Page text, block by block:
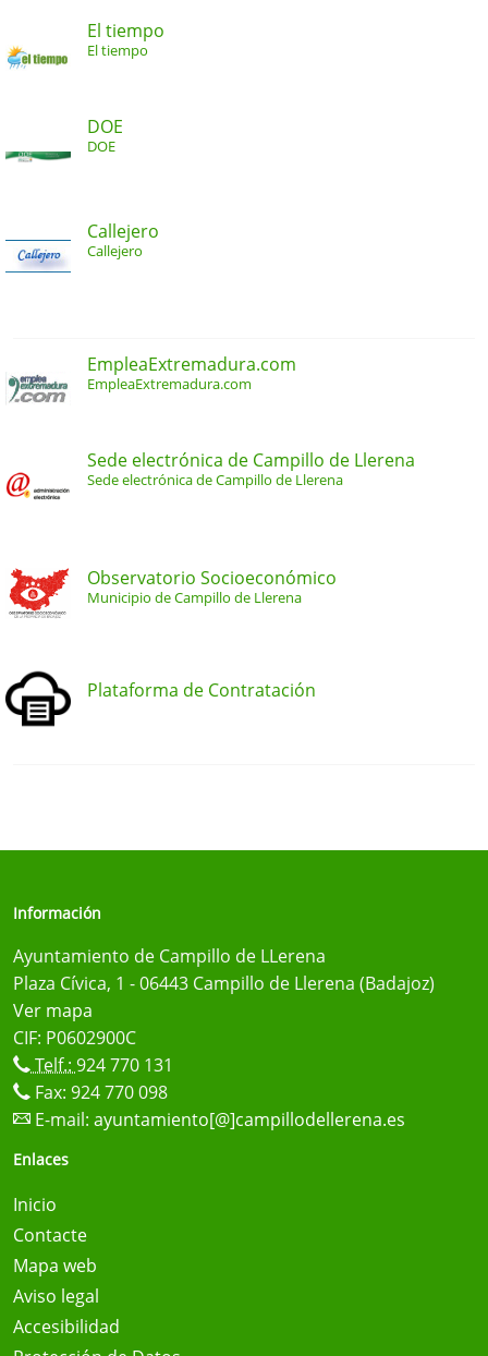
El tiempo
El tiempo
DOE
DOE
Callejero
Callejero
EmpleaExtremadura.com
EmpleaExtremadura.com
Sede electrónica de Campillo de Llerena
Sede electrónica de Campillo de Llerena
Observatorio Socioeconómico
Municipio de Campillo de Llerena
Plataforma de Contratación
Información
Ayuntamiento de Campillo de LLerena
Plaza Cívica, 1 - 06443 Campillo de Llerena (Badajoz)
Ver mapa
CIF: P0602900C
Telf.: 924 770 131
Fax: 924 770 098
E-mail: ayuntamiento[@]campillodellerena.es
Enlaces
Inicio
Contacte
Mapa web
Aviso legal
Accesibilidad